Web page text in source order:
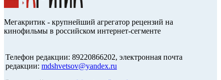
Мегакритик - крупнейший агрегатор рецензий на
кинофильмы в российском интернет-сегменте
Телефон редакции: 89220866202, электронная почта
редакции: mdshvetsov@yandex.ru